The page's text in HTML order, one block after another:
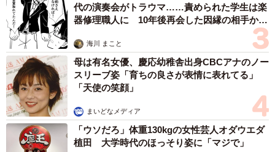
4/9
長男のあお君は、オムツ供給係……！？（提供：@sattun042さん）
オムツを振ってみたり、感触を確かめてみたり……終始
オムツで遊ぶ三つ子ちゃんに、ママは「もうこの小窓は使
えないのか……」と半ば諦めのテロップを添えるのでし
代の演奏会がトラウマ……責められた学生は楽
器修理職人に 10年後再会した因縁の相手から
海川 まこと
母は有名女優、慶応幼稚舎出身CBCアナのノー
スリーブ姿「育ちの良さが表情に表れてる」
「天使の笑顔」
まいどなメディア
「ウソだろ」体重130kgの女性芸人オダウエダ
植田 大学時代のほっそり姿に「マジで」